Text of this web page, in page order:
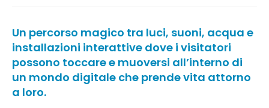
Un percorso magico tra luci, suoni, acqua e
installazioni interattive dove i visitatori
possono toccare e muoversi all’interno di
un mondo digitale che prende vita attorno
a loro.